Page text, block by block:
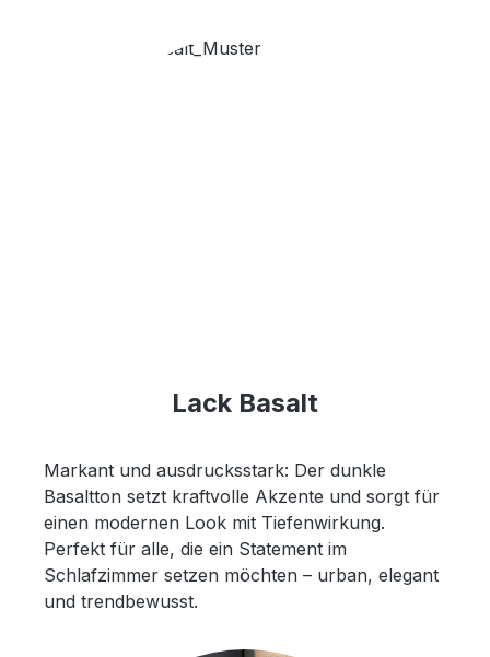
Lack Basalt
Markant und ausdrucksstark: Der dunkle
Basaltton setzt kraftvolle Akzente und sorgt für
einen modernen Look mit Tiefenwirkung.
Perfekt für alle, die ein Statement im
Schlafzimmer setzen möchten – urban, elegant
und trendbewusst.